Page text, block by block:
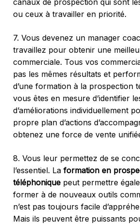
ou ceux à travailler en priorité.
7. Vous devenez un manager
travaillez pour obtenir une
commerciale. Tous vos
pas les mêmes résultats et
d’une formation à la prospection
vous êtes en mesure d’identifier
d’améliorations individuellement
propre plan d’actions
obtenez une force de vente
8. Vous leur permettez de se
l’essentiel. La formation en
téléphoniquepeut permettre
former à de nouveaux outils
n’est pas toujours facile
Mais ils peuvent être puissants